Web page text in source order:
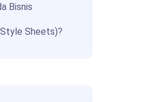
Bisnis
Sheets)?